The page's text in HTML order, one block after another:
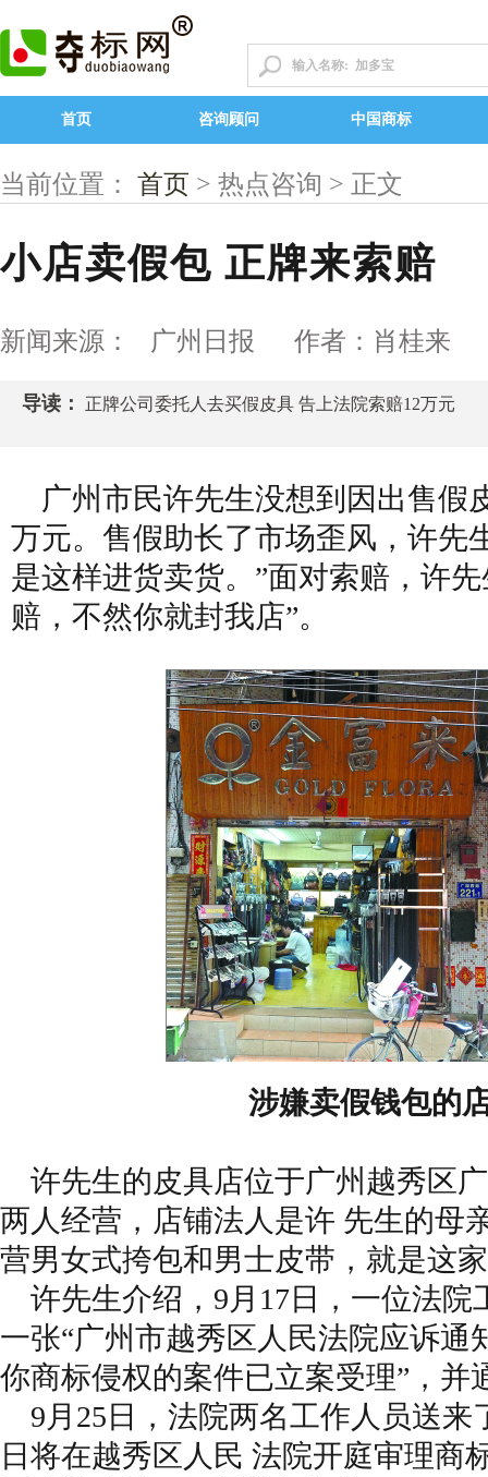
首页 咨询顾问 中国商标
当前位置： 首页 > 热点咨询 > 正文
小店卖假包 正牌来索赔
新闻来源： 广州日报 作者：肖桂来
导读： 正牌公司委托人去买假皮具 告上法院索赔12万元
广州市民许先生没想到因出售假
万元。售假助长了市场歪风，许先
是这样进货卖货。”面对索赔，许
赔，不然你就封我店”。
涉嫌卖假钱包的
许先生的皮具店位于广州越秀区
两人经营，店铺法人是许 先生的母
营男女式挎包和男士皮带，就是这
许先生介绍，9月17日，一位法院
一张“广州市越秀区人民法院应诉通
你商标侵权的案件已立案受理”，并
9月25日，法院两名工作人员送来
日将在越秀区人民 法院开庭审理商